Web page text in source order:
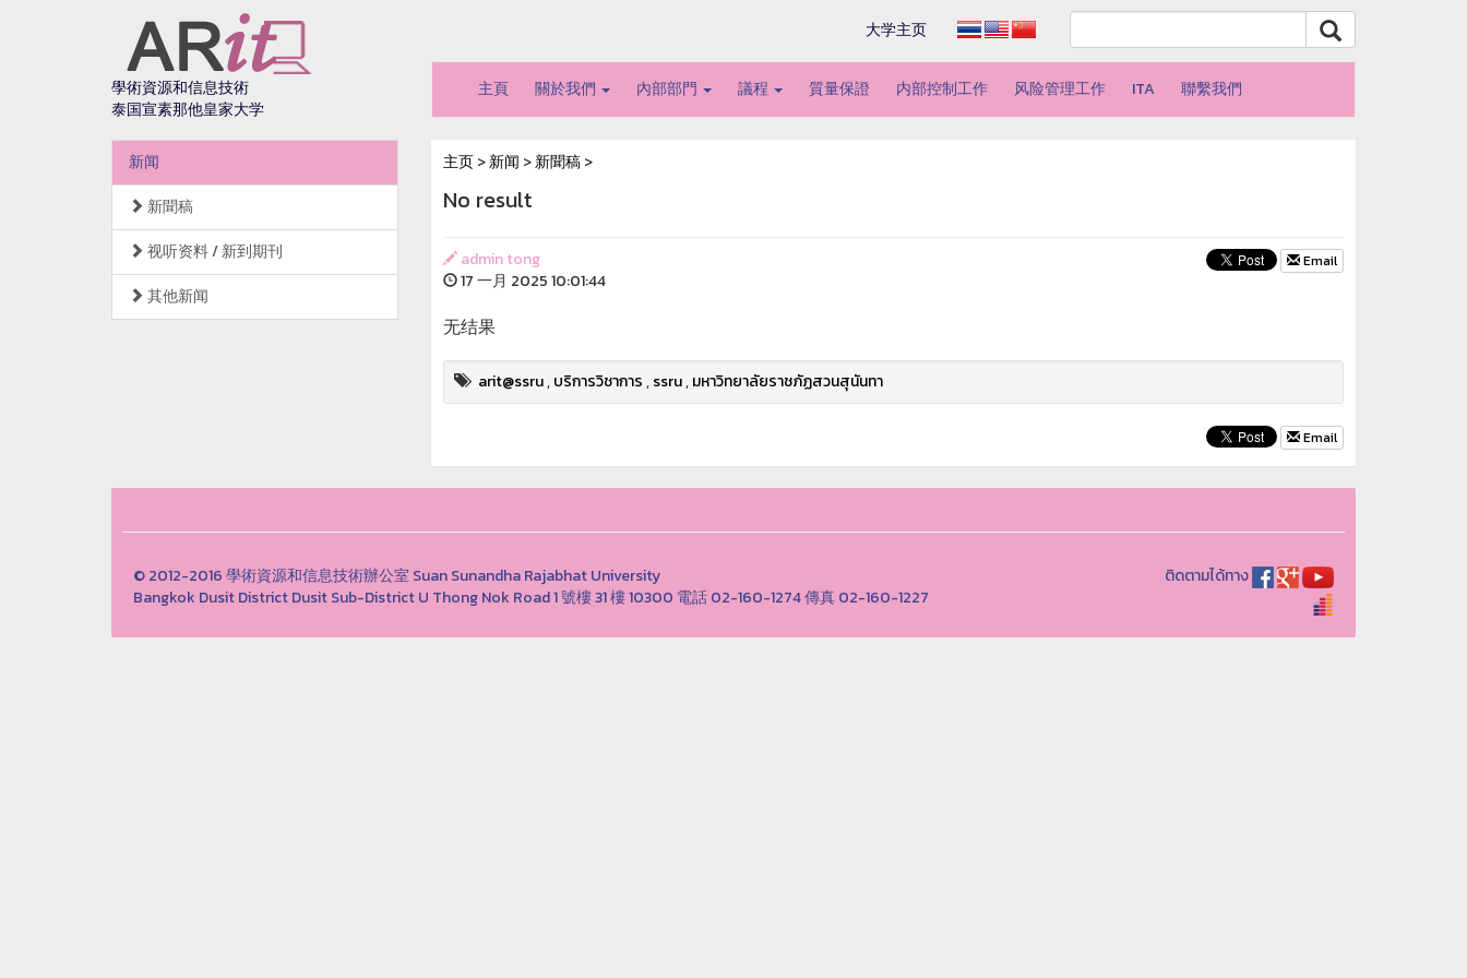
學術資源和信息技術
泰国宣素那他皇家大学
大学主页
主頁 關於我們 內部部門 議程 質量保證 内部控制工作 风险管理工作 ITA 聯繫我們
新闻
新聞稿
视听资料 / 新到期刊
其他新闻
主页>新闻 >新聞稿>
No result
admin tong
17 一月 2025 10:01:44
Email
无结果
arit@ssru,บริการวิชาการ,ssru,มหาวิทยาลัยราชภัฏสวนสุนันทา
Email
© 2012-2016 學術資源和信息技術辦公室 Suan Sunandha Rajabhat University
Bangkok Dusit District Dusit Sub-District U Thong Nok Road 1 號樓 31 樓 10300 電話 02-160-1274 傳真 02-160-1227
ติดตามได้ทาง